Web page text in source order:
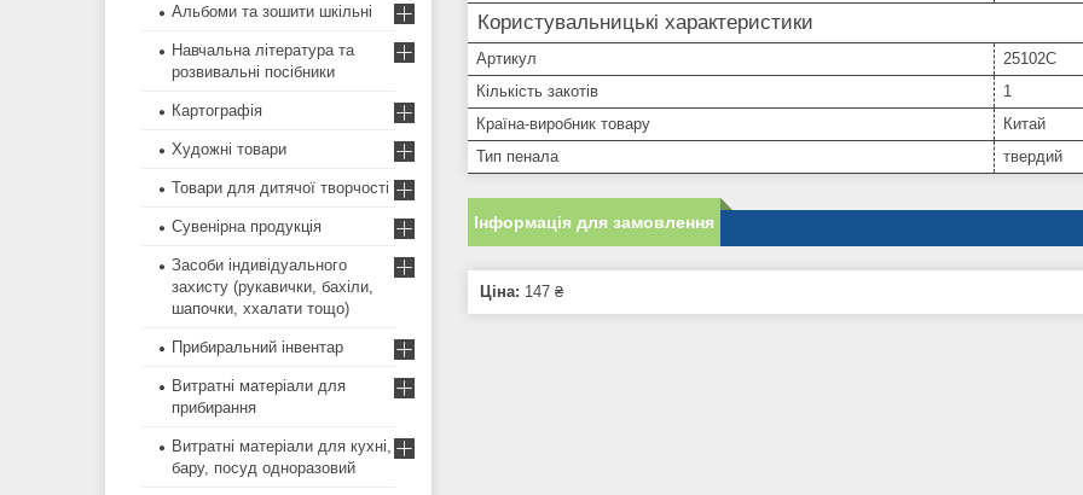
Користувальницькі характеристики
Артикул
25102C
Кількість закотів
1
Країна-виробник товару
Китай
Тип пенала
твердий
Інформація для замовлення
Ціна: 147 ₴
Альбоми та зошити шкільні
Навчальна література та
розвивальні посібники
Картографія
Художні товари
Товари для дитячої творчості
Сувенірна продукція
Засоби індивідуального
захисту (рукавички, бахіли,
шапочки, ххалати тощо)
Прибиральний інвентар
Витратні матеріали для
прибирання
Витратні матеріали для кухні,
бару, посуд одноразовий